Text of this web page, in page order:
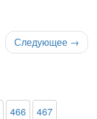
Следующее →
466 467